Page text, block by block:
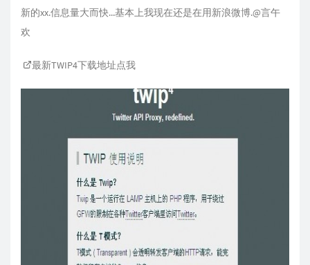
新的xx.信息量大而快...基本上我现在还是在用新浪微博.@言午
欢
最新TWIP4下载地址点我